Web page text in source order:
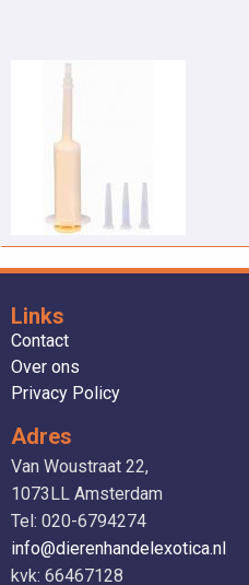
Links
Contact
Over ons
Privacy Policy
Adres
Van Woustraat 22,
1073LL Amsterdam
Tel: 020-6794274
info@dierenhandelexotica.nl
kvk: 66467128